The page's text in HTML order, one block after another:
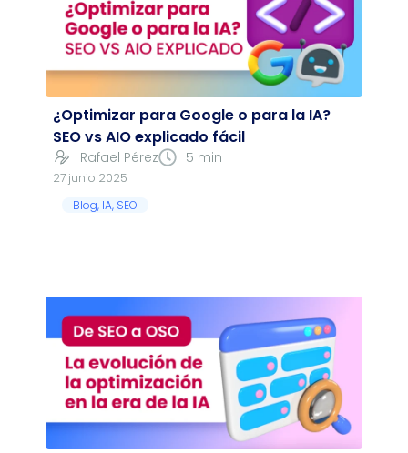
¿Optimizar para Google o para la IA?
SEO vs AIO explicado fácil
Rafael Pérez 5 min
27 junio 2025
Blog, IA, SEO